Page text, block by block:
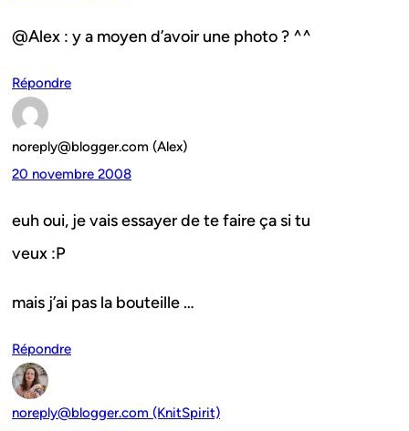
@Alex : y a moyen d’avoir une photo ? ^^
Répondre
noreply@blogger.com (Alex)
20 novembre 2008
euh oui, je vais essayer de te faire ça si tu
veux :P
mais j’ai pas la bouteille …
Répondre
noreply@blogger.com (KnitSpirit)